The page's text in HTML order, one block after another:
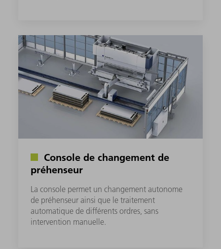
Console de changement de
préhenseur
La console permet un changement autonome
de préhenseur ainsi que le traitement
automatique de différents ordres, sans
intervention manuelle.